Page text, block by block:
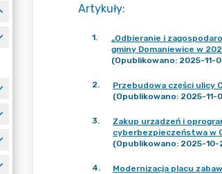
Artykuły:
1.
„Odbieranie i
gminy Domaniewice w
(Opublikowano: 2025-11-
2.
Przebudowa części ulicy
(Opublikowano: 2025-11-
3.
Zakup urządzeń i
cyberbezpieczeństwa w
(Opublikowano: 2025-10-
4.
Modernizacja placu